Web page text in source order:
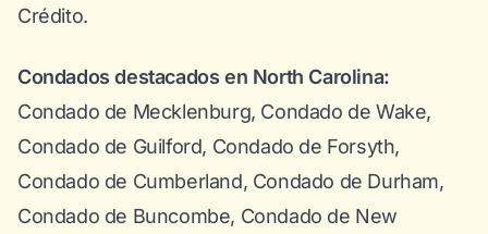
Crédito.
Condados destacados en North Carolina:
Condado de Mecklenburg, Condado de Wake,
Condado de Guilford, Condado de Forsyth,
Condado de Cumberland, Condado de Durham,
Condado de Buncombe, Condado de New